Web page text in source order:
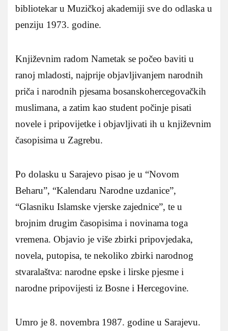
bibliotekar u Muzičkoj akademiji sve do odlaska u
penziju 1973. godine.
Književnim radom Nametak se počeo baviti u
ranoj mladosti, najprije objavljivanjem narodnih
priča i narodnih pjesama bosanskohercegovačkih
muslimana, a zatim kao student počinje pisati
novele i pripovijetke i objavljivati ih u književnim
časopisima u Zagrebu.
Po dolasku u Sarajevo pisao je u “Novom
Beharu”, “Kalendaru Narodne uzdanice”,
“Glasniku Islamske vjerske zajednice”, te u
brojnim drugim časopisima i novinama toga
vremena. Objavio je više zbirki pripovjedaka,
novela, putopisa, te nekoliko zbirki narodnog
stvaralaštva: narodne epske i lirske pjesme i
narodne pripovijesti iz Bosne i Hercegovine.
Umro je 8. novembra 1987. godine u Sarajevu.